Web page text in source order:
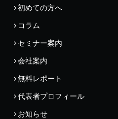
初めての方へ
コラム
セミナー案内
会社案内
無料レポート
代表者プロフィール
お知らせ